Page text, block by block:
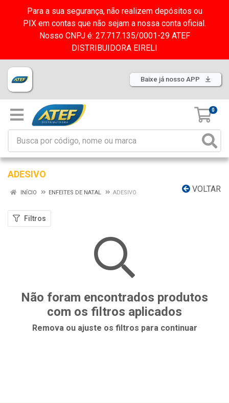
Para a sua segurança, não realizem depósitos ou
PIX em contas que não sejam a nossa conta oficial.
Nosso CNPJ é: 27.717.135/0001-29 ATEF
DISTRIBUIDORA EIRELI
Baixe já nosso APP
0
ADESIVO
VOLTAR
INÍCIO ENFEITES DE NATAL ADESIVO
Filtros
Não foram encontrados produtos
com os filtros aplicados
Remova ou ajuste os filtros para continuar